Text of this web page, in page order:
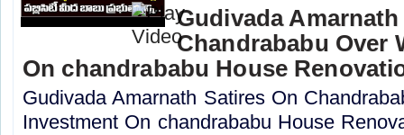
Gudivada
Chandrababu Over
On chandrababu House
Gudivada Amarnath Satires On
Investment On chandrababu House